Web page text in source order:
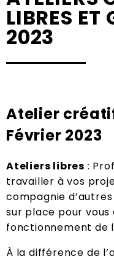
LIBRES ET
2023
Atelier
Février 2023
Ateliers libres :
travailler à vos
compagnie
sur place pour
fonctionnement de
À la différence de